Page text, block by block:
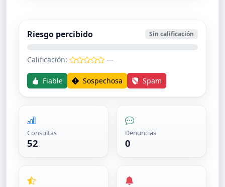
Riesgo percibido Sin calificación
Calificación: —
Fiable Sospechosa Spam
Consultas
52
Denuncias
0